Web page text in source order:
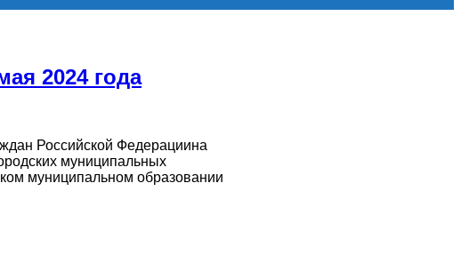
2024 года
Российской Федерациина
муниципальных
муниципальном образовании